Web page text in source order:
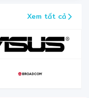
Xem tất cả